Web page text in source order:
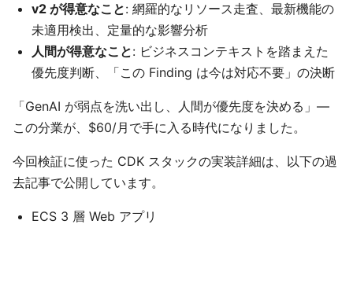
v2 が得意なこと: 網羅的なリソース走査、最新機能の
未適用検出、定量的な影響分析
人間が得意なこと: ビジネスコンテキストを踏まえた
優先度判断、「この Finding は今は対応不要」の決断
「GenAI が弱点を洗い出し、人間が優先度を決める」—
この分業が、$60/月で手に入る時代になりました。
今回検証に使った CDK スタックの実装詳細は、以下の過
去記事で公開しています。
ECS 3 層 Web アプリ